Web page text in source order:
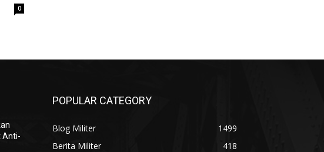
0
Anti-
POPULAR CATEGORY
Blog Militer
1499
Berita Militer
418